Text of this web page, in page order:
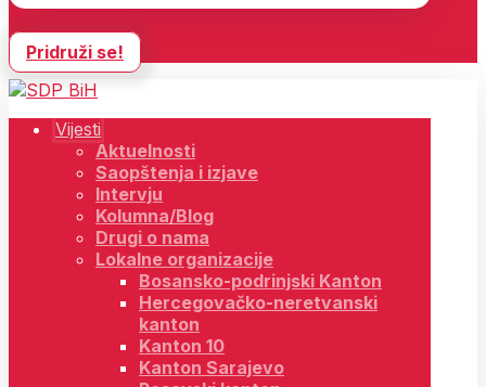
Pridruži se!
Vijesti
Aktuelnosti
Saopštenja i izjave
Intervju
Kolumna/Blog
Drugi o nama
Lokalne organizacije
Bosansko-podrinjski Kanton
Hercegovačko-neretvanski
kanton
Kanton 10
Kanton Sarajevo